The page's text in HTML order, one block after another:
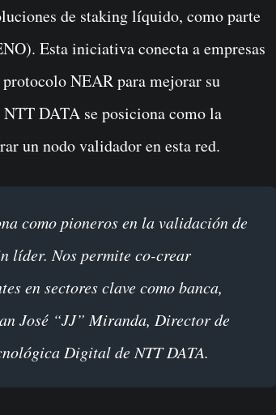
de staking líquido, como parte
Esta iniciativa conecta a empresas
NEAR para mejorar su
DATA se posiciona como la
un nodo validador en esta red.
líder. Nos permite co-crear
en sectores clave como banca,
José “JJ” Miranda, Director de
Digital de NTT DATA.